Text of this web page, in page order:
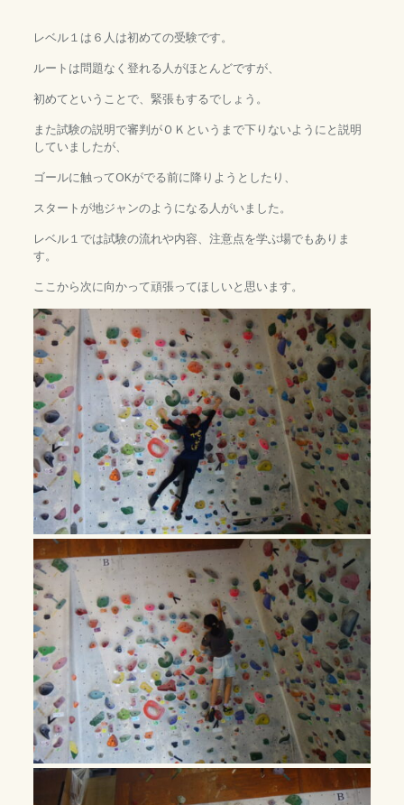
レベル１は６人は初めての受験です。
ルートは問題なく登れる人がほとんどですが、
初めてということで、緊張もするでしょう。
また試験の説明で審判がＯＫというまで下りないようにと説明
していましたが、
ゴールに触ってOKがでる前に降りようとしたり、
スタートが地ジャンのようになる人がいました。
レベル１では試験の流れや内容、注意点を学ぶ場でもありま
す。
ここから次に向かって頑張ってほしいと思います。